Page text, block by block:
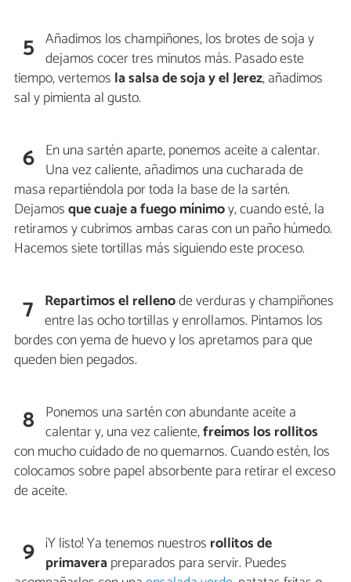
5 Añadimos los champiñones, los brotes de soja y
dejamos cocer tres minutos más. Pasado este
tiempo, vertemos la salsa de soja y el Jerez, añadimos
sal y pimienta al gusto.
6 En una sartén aparte, ponemos aceite a calentar.
Una vez caliente, añadimos una cucharada de
masa repartiéndola por toda la base de la sartén.
Dejamosque cuaje a fuego mínimoy, cuando esté, la
retiramos y cubrimos ambas caras con un paño húmedo.
Hacemos siete tortillas más siguiendo este proceso.
7 Repartimos el rellenode verduras y champiñones
entre las ocho tortillas y enrollamos. Pintamos los
bordes con yema de huevo y los apretamos para que
queden bien pegados.
8 Ponemos una sartén con abundante aceite a
calentar y, una vez caliente,freímos los rollitos
con mucho cuidado de no quemarnos. Cuando estén, los
colocamos sobre papel absorbente para retirar el exceso
de aceite.
9 ¡Y listo! Ya tenemos nuestros rollitos de
primaverapreparados para servir. Puedes